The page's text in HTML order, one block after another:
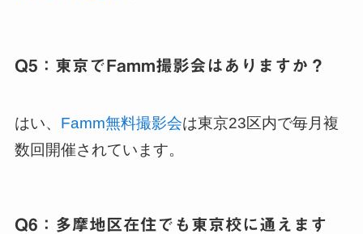
Q5：東京でFamm撮影会はありますか？
はい、 Famm無料撮影会は東京23区内で毎月複
数回開催されています。
Q6：多摩地区在住でも東京校に通えます